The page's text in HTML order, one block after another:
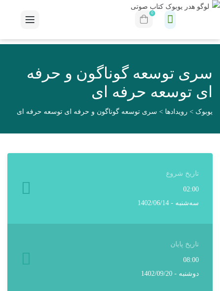
0
سری توسعه گوناگون و حرفه
ای توسعه حرفه ای
یوبوک > رویدادها > سری توسعه گوناگون و حرفه ای توسعه حرفه ای
تاریخ شروع
02:00
سه‌شنبه - 1402/06/14
تاریخ پایان
08:00
دوشنبه - 1402/09/20